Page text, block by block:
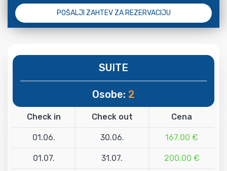
POŠALJI ZAHTEV ZA REZERVACIJU
SUITE
Osobe: 2
Check in Check out Cena
01.06. 30.06. 167.00 €
01.07. 31.07. 200.00 €